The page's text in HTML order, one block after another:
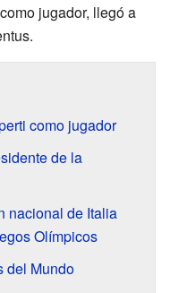
jugador, llegó a
como jugador
de la
nacional de Italia
Olímpicos
del Mundo